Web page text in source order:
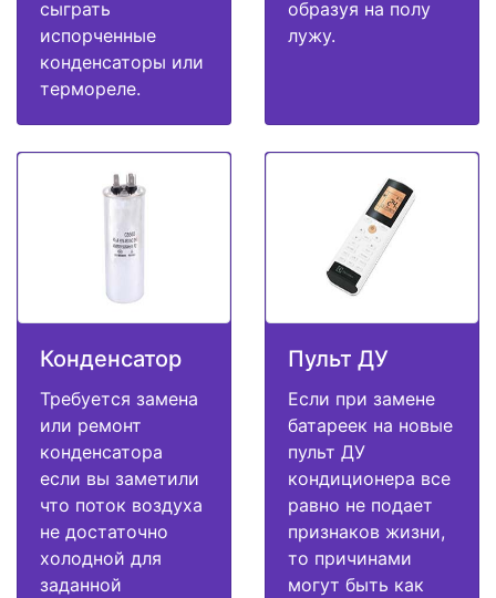
сыграть
испорченные
конденсаторы или
термореле.
образуя на полу
лужу.
Конденсатор
Требуется замена
или ремонт
конденсатора
если вы заметили
что поток воздуха
не достаточно
холодной для
заданной
Пульт ДУ
Если при замене
батареек на новые
пульт ДУ
кондиционера все
равно не подает
признаков жизни,
то причинами
могут быть как